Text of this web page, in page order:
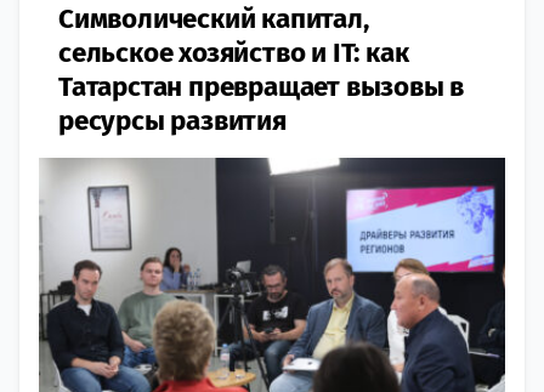
Символический капитал,
сельское хозяйство и IT: как
Татарстан превращает вызовы в
ресурсы развития